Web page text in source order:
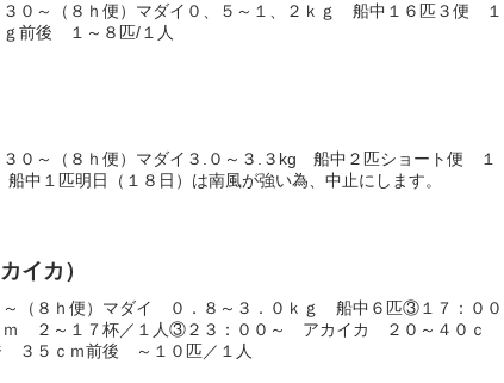
０～（８ｈ便）マダイ０、５～１、２ｋｇ 船中１６匹３便 １
前後 １～８匹/１人
０～（８ｈ便）マダイ３.０～３.３kg 船中２匹ショート便 １
１匹明日（１８日）は南風が強い為、中止にします。
イカ）
（８ｈ便）マダイ ０．８～３．０ｋｇ 船中６匹③１７：００
２～１７杯／１人③２３：００～ アカイカ ２０～４０ｃ
５ｃｍ前後 ～１０匹／１人